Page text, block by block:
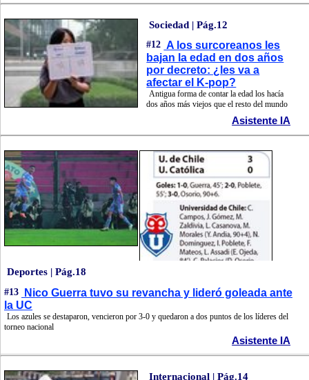
Sociedad | Pág.12
#12 A los surcoreanos les
bajan la edad en dos años
por decreto: ¿les va a
afectar el K-pop?
Antigua forma de contar la edad los hacía
dos años más viejos que el resto del mundo
Asistente IA
Deportes | Pág.18
#13
Nico Guerra tuvo su revancha y lideró goleada ante
la UC
Los azules se destaparon, vencieron por 3-0 y quedaron a dos puntos de los líderes del
torneo nacional
Asistente IA
Internacional | Pág.14